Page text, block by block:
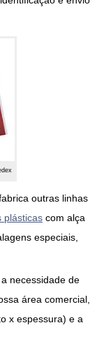
outras linhas
plásticas com alça
especiais,
necessidade de
área comercial,
x espessura) e a